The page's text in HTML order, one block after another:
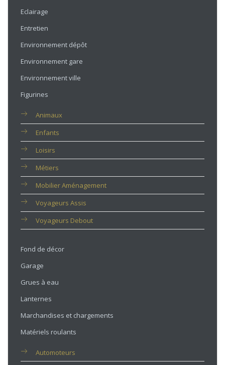
Eclairage
Entretien
Environnement dépôt
Environnement gare
Environnement ville
Figurines
Animaux
Enfants
Loisirs
Métiers
Mobilier Aménagement
Voyageurs Assis
Voyageurs Debout
Fond de décor
Garage
Grues à eau
Lanternes
Marchandises et chargements
Matériels roulants
Automoteurs